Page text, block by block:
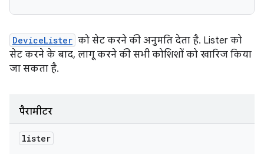
DeviceLister को सेट करने की अनुमति देता है. Lister को
सेट करने के बाद, लागू करने की सभी कोशिशों को खारिज किया
जा सकता है.
पैरामीटर
lister